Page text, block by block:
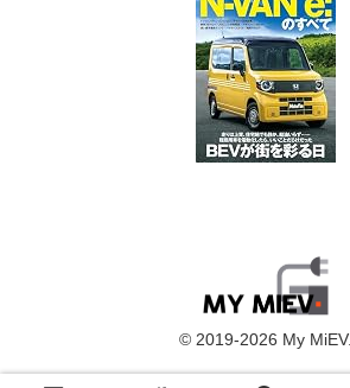
© 2019-2026 My MiEV.